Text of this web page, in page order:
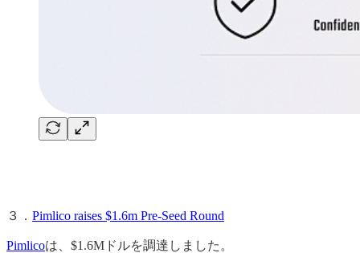
３． Pimlico raises $1.6m Pre-Seed Round
Pimlicoは、$1.6Mドルを調達しました。